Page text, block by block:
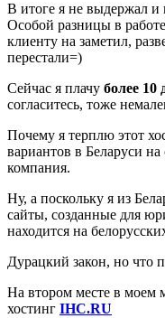
В итоге я не выдержал и
Особой разницы в
клиенту на заметил,
перестали=)
Сейчас я плачу более 10
согласитесь, тоже
Почему я терплю этот
вариантов в Беларуси
компания.
Ну, а поскольку я из
сайты, созданные для
находится на
Дурацкий закон, но что
На втором месте в моем
хостинг IHC.RU